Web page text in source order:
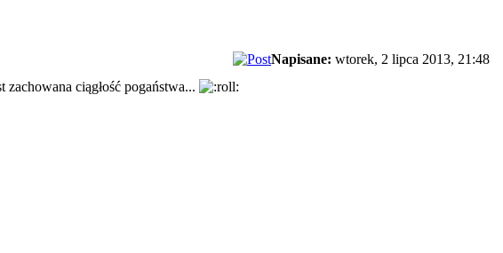
Napisane: wtorek, 2 lipca 2013, 21:48
ciągłość pogaństwa...